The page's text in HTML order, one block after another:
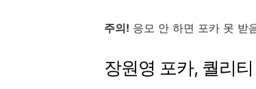
주의! 응모 안 하면 포카 못 받
장원영 포카, 퀄리